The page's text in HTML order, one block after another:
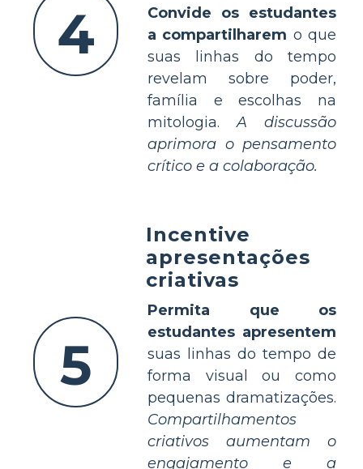
4
Convide os estudantes
a compartilharem o que
suas linhas do tempo
revelam sobre poder,
família e escolhas na
mitologia.A discussão
aprimora o pensamento
crítico e a colaboração.
5
Incentive
apresentações
criativas
Permita que os
estudantes apresentem
suas linhas do tempo de
forma visual ou como
pequenas dramatizações.
Compartilhamentos
criativos aumentam o
engajamento e a